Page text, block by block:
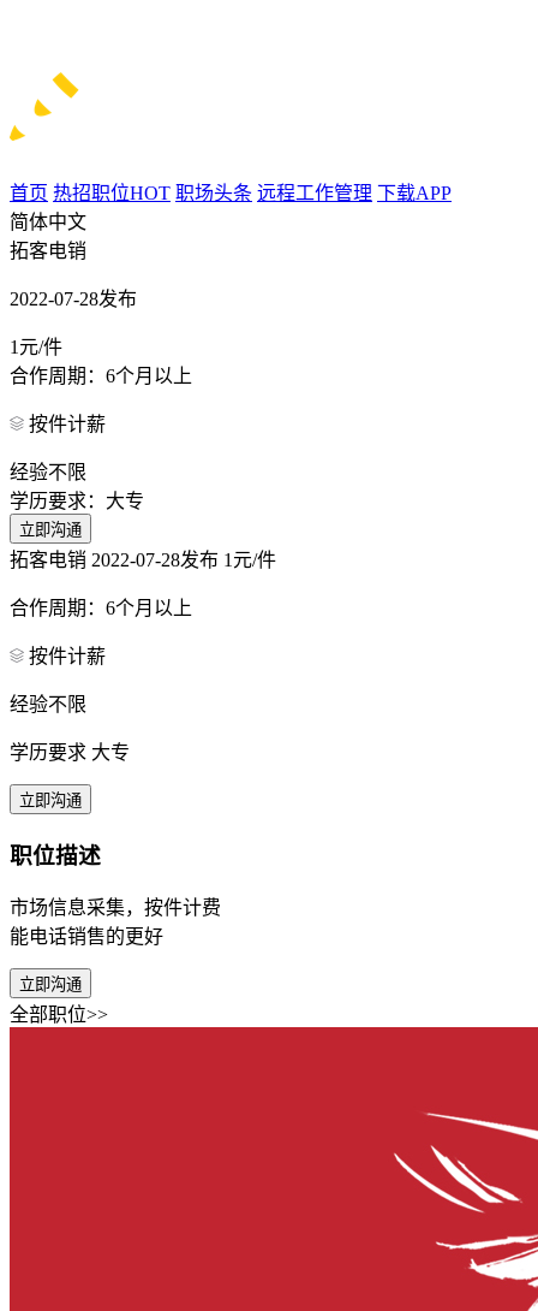
首页 热招职位HOT 职场头条 远程工作管理 下载APP
简体中文
拓客电销
2022-07-28发布
1元/件
合作周期：6个月以上
按件计薪
经验不限
学历要求：大专
立即沟通
拓客电销 2022-07-28发布 1元/件
合作周期：6个月以上
按件计薪
经验不限
学历要求 大专
立即沟通
职位描述
市场信息采集，按件计费
能电话销售的更好
立即沟通
全部职位>>